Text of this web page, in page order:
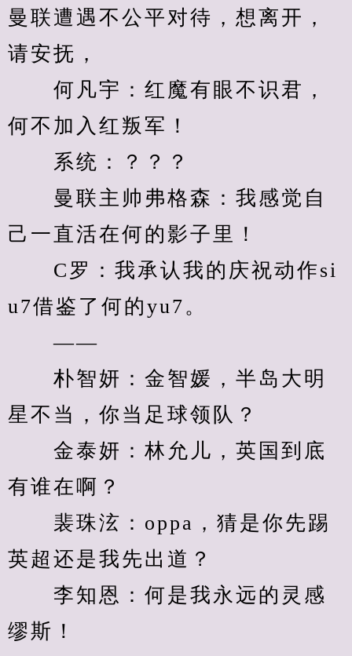
曼联遭遇不公平对待，想离开，
请安抚，
何凡宇：红魔有眼不识君，
何不加入红叛军！
系统：？？？
曼联主帅弗格森：我感觉自
己一直活在何的影子里！
C罗：我承认我的庆祝动作si
u7借鉴了何的yu7。
——
朴智妍：金智媛，半岛大明
星不当，你当足球领队？
金泰妍：林允儿，英国到底
有谁在啊？
裴珠泫：oppa，猜是你先踢
英超还是我先出道？
李知恩：何是我永远的灵感
缪斯！